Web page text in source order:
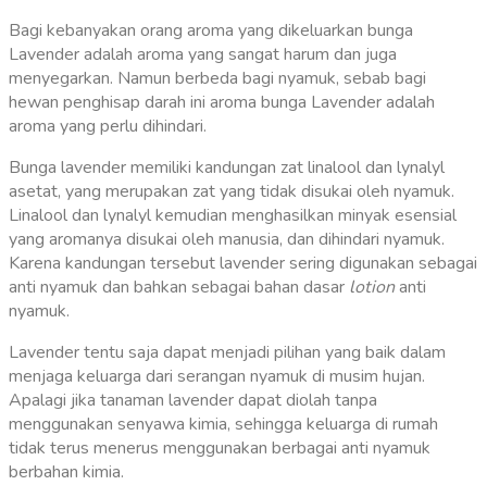
Bagi kebanyakan orang aroma yang dikeluarkan bunga
Lavender adalah aroma yang sangat harum dan juga
menyegarkan. Namun berbeda bagi nyamuk, sebab bagi
hewan penghisap darah ini aroma bunga Lavender adalah
aroma yang perlu dihindari.
Bunga lavender memiliki kandungan zat linalool dan lynalyl
asetat, yang merupakan zat yang tidak disukai oleh nyamuk.
Linalool dan lynalyl kemudian menghasilkan minyak esensial
yang aromanya disukai oleh manusia, dan dihindari nyamuk.
Karena kandungan tersebut lavender sering digunakan sebagai
anti nyamuk dan bahkan sebagai bahan dasar lotionanti
nyamuk.
Lavender tentu saja dapat menjadi pilihan yang baik dalam
menjaga keluarga dari serangan nyamuk di musim hujan.
Apalagi jika tanaman lavender dapat diolah tanpa
menggunakan senyawa kimia, sehingga keluarga di rumah
tidak terus menerus menggunakan berbagai anti nyamuk
berbahan kimia.